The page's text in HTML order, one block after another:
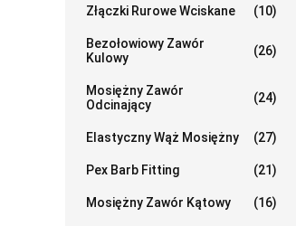
Złączki Rurowe Wciskane (10)
Bezołowiowy Zawór
Kulowy
(26)
Mosiężny Zawór
Odcinający
(24)
Elastyczny Wąż Mosiężny (27)
Pex Barb Fitting (21)
Mosiężny Zawór Kątowy (16)